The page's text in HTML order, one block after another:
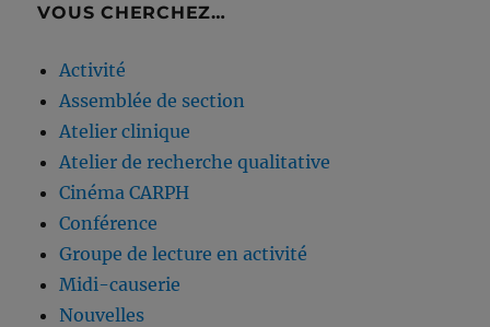
VOUS CHERCHEZ…
Activité
Assemblée de section
Atelier clinique
Atelier de recherche qualitative
Cinéma CARPH
Conférence
Groupe de lecture en activité
Midi-causerie
Nouvelles